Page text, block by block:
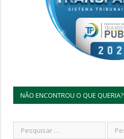
NÃO ENCONTROU O QUE QUERIA?